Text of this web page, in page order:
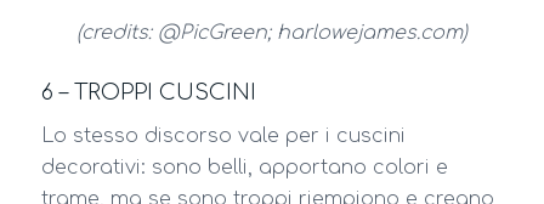
(credits: @PicGreen; harlowejames.com)
6 – TROPPI CUSCINI
Lo stesso discorso vale per i cuscini
decorativi: sono belli, apportano colori e
trame, ma se sono troppi riempiono e creano